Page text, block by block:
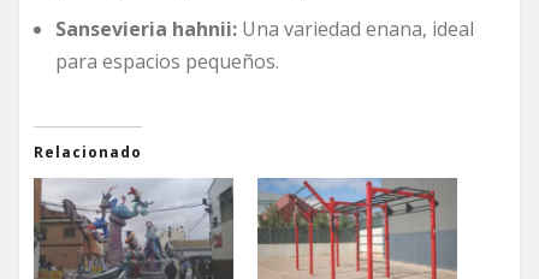
Sansevieria hahnii: Una variedad enana, ideal
para espacios pequeños.
Relacionado